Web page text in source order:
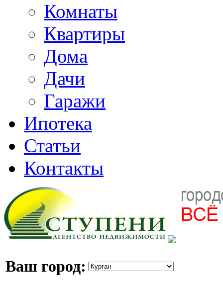
Комнаты
Квартиры
Дома
Дачи
Гаражи
Ипотека
Статьи
Контакты
Ваш город: